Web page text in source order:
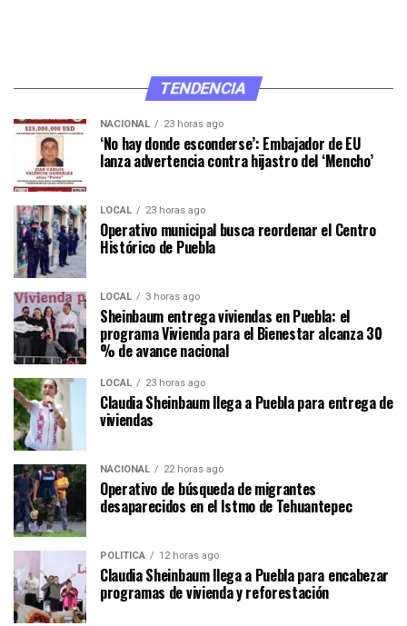
TENDENCIA
NACIONAL 23 horas ago
‘No hay donde esconderse’: Embajador de EU
lanza advertencia contra hijastro del ‘Mencho’
LOCAL 23 horas ago
Operativo municipal busca reordenar el Centro
Histórico de Puebla
LOCAL 3 horas ago
Sheinbaum entrega viviendas en Puebla: el
programa Vivienda para el Bienestar alcanza 30
% de avance nacional
LOCAL 23 horas ago
Claudia Sheinbaum llega a Puebla para entrega de
viviendas
NACIONAL 22 horas ago
Operativo de búsqueda de migrantes
desaparecidos en el Istmo de Tehuantepec
POLÍTICA 12 horas ago
Claudia Sheinbaum llega a Puebla para encabezar
programas de vivienda y reforestación